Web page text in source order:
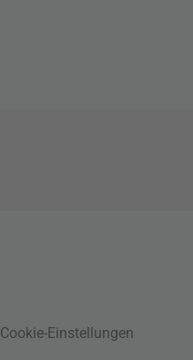
Cookie-Einstellungen